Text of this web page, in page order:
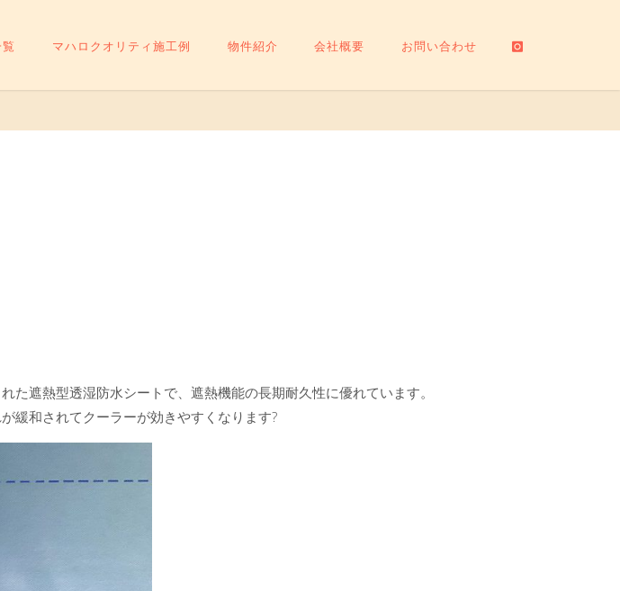
マハロクオリティ施工例 物件紹介 会社概要 お問い合わせ
遮熱型透湿防水シートで、遮熱機能の長期耐久性に優れています。
緩和されてクーラーが効きやすくなります?